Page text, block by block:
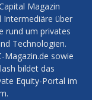
Magazin
Intermediäre über
rund um privates
Technologien.
Magazin.de sowie
bildet das
Equity-Portal im